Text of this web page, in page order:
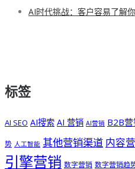
AI时代挑战：客户容易了解
标签
AI SEO AI搜索 AI 营销 AI营销 B2B营
势 人工智能 其他营销渠道 内容
引擎营销 数字营销 数字营销趋